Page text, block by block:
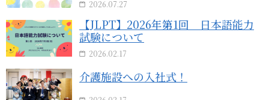
2026.07.27
【JLPT】2026年第1回 日本語能力
試験について
2026.02.17
介護施設への入社式！